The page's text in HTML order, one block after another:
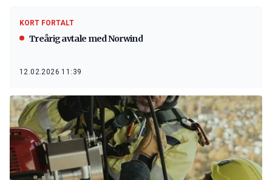
KORT FORTALT
Treårig avtale med Norwind
12.02.2026 11:39